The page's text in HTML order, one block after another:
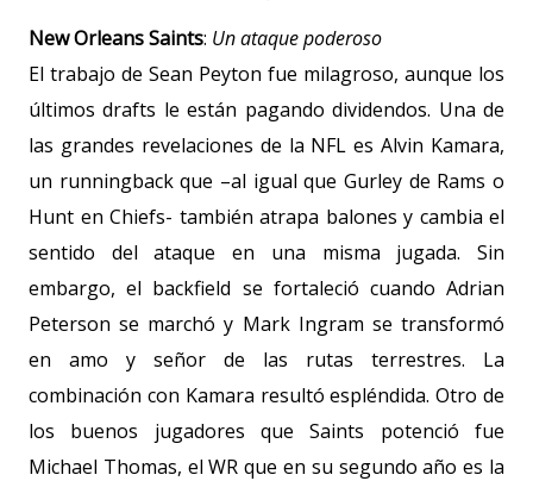
New Orleans Saints: Un ataque poderoso
El trabajo de Sean Peyton fue milagroso, aunque los
últimos drafts le están pagando dividendos. Una de
las grandes revelaciones de la NFL es Alvin Kamara,
un runningback que –al igual que Gurley de Rams o
Hunt en Chiefs- también atrapa balones y cambia el
sentido del ataque en una misma jugada. Sin
embargo, el backfield se fortaleció cuando Adrian
Peterson se marchó y Mark Ingram se transformó
en amo y señor de las rutas terrestres. La
combinación con Kamara resultó espléndida. Otro de
los buenos jugadores que Saints potenció fue
Michael Thomas, el WR que en su segundo año es la